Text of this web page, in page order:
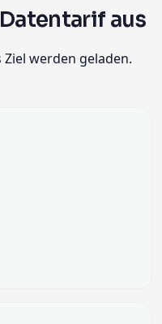
aus
werden geladen.